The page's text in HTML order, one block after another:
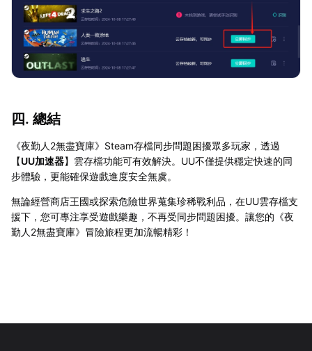
四. 總結
《夜勤人2無盡寶庫》Steam存檔同步問題困擾眾多玩家，透過
【UU加速器】雲存檔功能可有效解決。UU不僅提供穩定快速的同
步體驗，更能確保遊戲進度安全無虞。
無論經營商店王國或探索危險世界蒐集珍稀戰利品，在UU雲存檔支
援下，您可專注享受遊戲樂趣，不再受同步問題困擾。讓您的《夜
勤人2無盡寶庫》冒險旅程更加流暢精彩！